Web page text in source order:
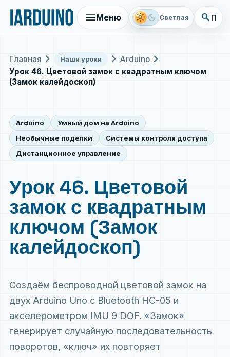
menuМеню light_mode dark_mode Светлая search
Главная chevron_right Наши уроки chevron_right Arduino chevron_right
Урок 46. Цветовой замок с квадратным ключом
(Замок калейдоскоп)
Arduino
Умный дом на Arduino
Необычные поделки
Системы контроля доступа
Дистанционное управление
Урок 46. Цветовой
замок с квадратным
ключом (Замок
калейдоскоп)
Создаём беспроводной цветовой замок на
двух Arduino Uno с Bluetooth HC-05 и
акселерометром IMU 9 DOF. «Замок»
генерирует случайную последовательность
поворотов, «ключ» их повторяет